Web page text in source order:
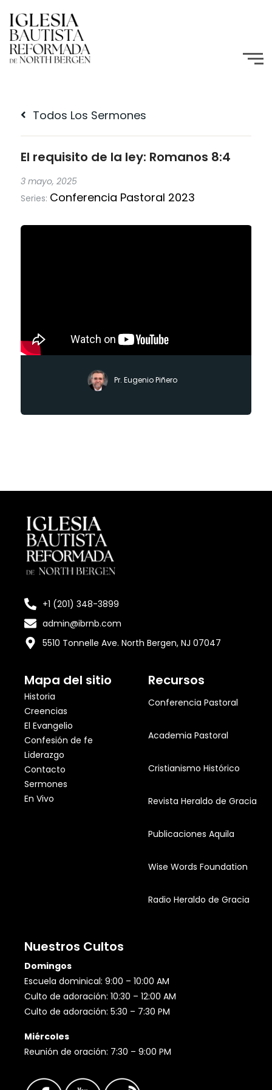
Todos Los Sermones
El requisito de la ley: Romanos 8:4
3 mayo, 2025
Series: Conferencia Pastoral 2023
Pr. Eugenio Piñero
+1 (201) 348-3899
admin@ibrnb.com
5510 Tonnelle Ave. North Bergen, NJ 07047
Mapa del sitio
Historia
Creencias
El Evangelio
Confesión de fe
Liderazgo
Contacto
Sermones
En Vivo
Recursos
Conferencia Pastoral
Academia Pastoral
Cristianismo Histórico
Revista Heraldo de Gracia
Publicaciones Aquila
Wise Words Foundation
Radio Heraldo de Gracia
Nuestros Cultos
Domingos
Escuela dominical: 9:00 – 10:00 AM
Culto de adoración: 10:30 – 12:00 AM
Culto de adoración: 5:30 – 7:30 PM
Miércoles
Reunión de oración: 7:30 – 9:00 PM